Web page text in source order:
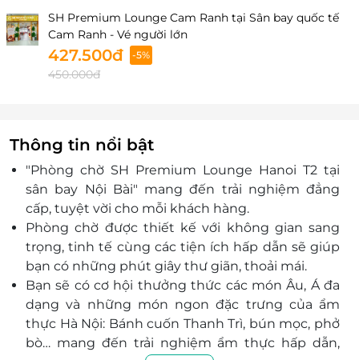
SH Premium Lounge Cam Ranh tại Sân bay quốc tế
Cam Ranh - Vé người lớn
427.500đ -5%
450.000đ
Thông tin nổi bật
"Phòng chờ SH Premium Lounge Hanoi T2 tại
sân bay Nội Bài" mang đến trải nghiệm đẳng
cấp, tuyệt vời cho mỗi khách hàng.
Phòng chờ được thiết kế với không gian sang
trọng, tinh tế cùng các tiện ích hấp dẫn sẽ giúp
bạn có những phút giây thư giãn, thoải mái.
Bạn sẽ có cơ hội thưởng thức các món Âu, Á đa
dạng và những món ngon đặc trưng của ẩm
thực Hà Nội: Bánh cuốn Thanh Trì, bún mọc, phở
bò… mang đến trải nghiệm ẩm thực hấp dẫn,